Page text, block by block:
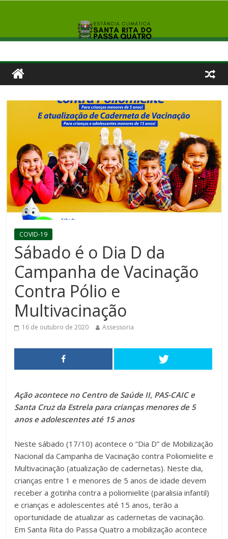
COVID-19
Sábado é o Dia D da
Campanha de Vacinação
Contra Pólio e
Multivacinação
16 de outubro de 2020 Assessoria
Ação acontece no Centro de Saúde II, PAS-CAIC e
Santa Cruz da Estrela para crianças menores de 5
anos e adolescentes até 15 anos
Neste sábado (17/10) acontece o “Dia D” de Mobilização
Nacional da Campanha de Vacinação contra Poliomielite e
Multivacinação (atualização de cadernetas). Neste dia,
crianças entre 1 e menores de 5 anos de idade devem
receber a gotinha contra a poliomielite (paralisia infantil)
e crianças e adolescentes até 15 anos, terão a
oportunidade de atualizar as cadernetas de vacinação.
Em Santa Rita do Passa Quatro a mobilização acontece